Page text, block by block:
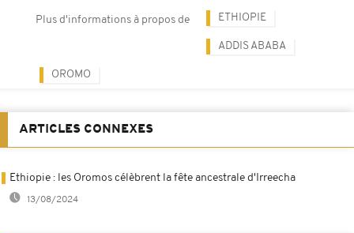
Plus d'informations à propos de ETHIOPIE
ADDIS ABABA
OROMO
ARTICLES CONNEXES
Ethiopie : les Oromos célèbrent la fête ancestrale d'Irreecha
13/08/2024